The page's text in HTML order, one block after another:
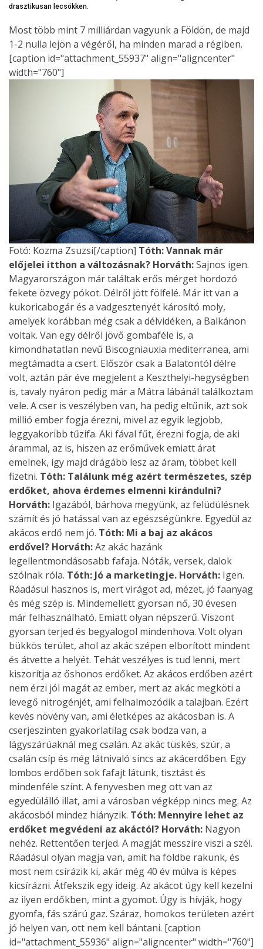
drasztikusan lecsökken.
Most több mint 7 milliárdan vagyunk a Földön, de majd
1-2 nulla lejön a végéről, ha minden marad a régiben.
[caption id="attachment_55937" align="aligncenter"
width="760"]
Fotó: Kozma Zsuzsi[/caption] Tóth: Vannak már
előjelei itthon a változásnak? Horváth:Sajnos igen.
Magyarországon már találtak erős mérget hordozó
fekete özvegy pókot. Délről jött fölfelé. Már itt van a
kukoricabogár és a vadgesztenyét károsító moly,
amelyek korábban még csak a délvidéken, a Balkánon
voltak. Van egy délről jövő gombaféle is, a
kimondhatatlan nevű Biscogniauxia mediterranea, ami
megtámadta a csert. Először csak a Balatontól délre
volt, aztán pár éve megjelent a Keszthelyi-hegységben
is, tavaly nyáron pedig már a Mátra lábánál találkoztam
vele. A cser is veszélyben van, ha pedig eltűnik, azt sok
millió ember fogja érezni, mivel az egyik legjobb,
leggyakoribb tűzifa. Aki fával fűt, érezni fogja, de aki
árammal, az is, hiszen az erőművek emiatt árat
emelnek, így majd drágább lesz az áram, többet kell
fizetni. Tóth: Találunk még azért természetes, szép
erdőket, ahova érdemes elmenni kirándulni?
Horváth: Igazából, bárhova megyünk, az felüdülésnek
számít és jó hatással van az egészségünkre. Egyedül az
akácos erdő nem jó. Tóth: Mi a baj az akácos
erdővel? Horváth:Az akác hazánk
legellentmondásosabb fafaja. Nóták, versek, dalok
szólnak róla. Tóth: Jó a marketingje. Horváth: Igen.
Ráadásul hasznos is, mert virágot ad, mézet, jó faanyag
és még szép is. Mindemellett gyorsan nő, 30 évesen
már felhasználható. Emiatt olyan népszerű. Viszont
gyorsan terjed és begyalogol mindenhova. Volt olyan
bükkös terület, ahol az akác szépen elborított mindent
és átvette a helyét. Tehát veszélyes is tud lenni, mert
kiszorítja az őshonos erdőket. Az akácos erdőben azért
nem érzi jól magát az ember, mert az akác megköti a
levegő nitrogénjét, ami felhalmozódik a talajban. Ezért
kevés növény van, ami életképes az akácosban is. A
cserjeszinten gyakorlatilag csak bodza van, a
lágyszárúaknál meg csalán. Az akác tüskés, szúr, a
csalán csíp és még látnivaló sincs az akácerdőben. Egy
lombos erdőben sok fafajt látunk, tisztást és
mindenféle színt. A fenyvesben meg ott van az
egyedülálló illat, ami a városban végképp nincs meg. Az
akácosból mindez hiányzik. Tóth: Mennyire lehet az
erdőket megvédeni az akáctól? Horváth: Nagyon
nehéz. Rettentően terjed. A magját messzire viszi a szél.
Ráadásul olyan magja van, amit ha földbe rakunk, és
most nem csírázik ki, akár még 40 év múlva is képes
kicsírázni. Átfekszik egy ideig. Az akácot úgy kell kezelni
az ilyen erdőkben, mint a gyomot. Úgy is hívják, hogy
gyomfa, fás szárú gaz. Száraz, homokos területen azért
jó helyen van, ott nem kell bántani. [caption
id="attachment_55936" align="aligncenter" width="760"]